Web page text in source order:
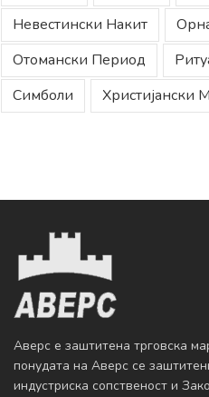
Невестински Накит
Отомански Период
Симболи
Христијански
Аверс е заштитена трговска
понудата на Аверс се
индустриска сопственост и